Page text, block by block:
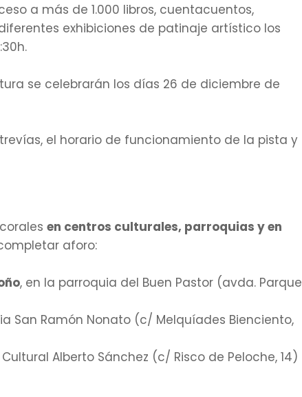
a más de 1.000 libros, cuentacuentos,
exhibiciones de patinaje artístico los
se celebrarán los días 26 de diciembre de
el horario de funcionamiento de la pista y
en centros culturales, parroquias y en
aforo:
, en la parroquia del Buen Pastor (avda. Parque
San Ramón Nonato (c/ Melquíades Bienciento,
Alberto Sánchez (c/ Risco de Peloche, 14)